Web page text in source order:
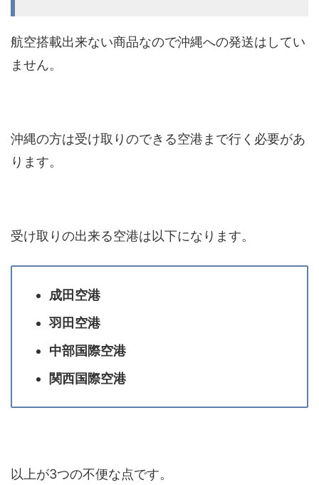
航空搭載出来ない商品なので沖縄への発送はしてい
ません。
沖縄の方は受け取りのできる空港まで行く必要があ
ります。
受け取りの出来る空港は以下になります。
成田空港
羽田空港
中部国際空港
関西国際空港
以上が3つの不便な点です。